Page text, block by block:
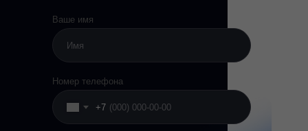
Ваше имя
Номер телефона
+7